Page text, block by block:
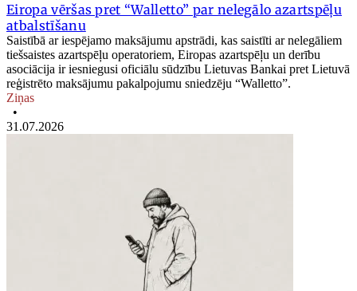
Eiropa vēršas pret “Walletto” par nelegālo azartspēļu
atbalstīšanu
Saistībā ar iespējamo maksājumu apstrādi, kas saistīti ar nelegāliem
tiešsaistes azartspēļu operatoriem, Eiropas azartspēļu un derību
asociācija ir iesniegusi oficiālu sūdzību Lietuvas Bankai pret Lietuvā
reģistrēto maksājumu pakalpojumu sniedzēju “Walletto”.
Ziņas
•
31.07.2026